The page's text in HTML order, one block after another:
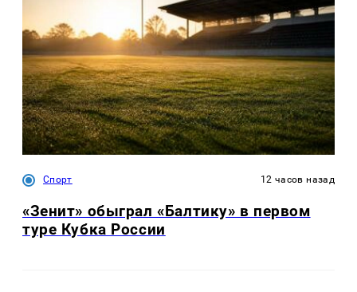
Спорт 12 часов назад
«Зенит» обыграл «Балтику» в первом
туре Кубка России